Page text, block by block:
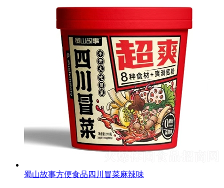
蜀山故事方便食品四川冒菜麻辣味